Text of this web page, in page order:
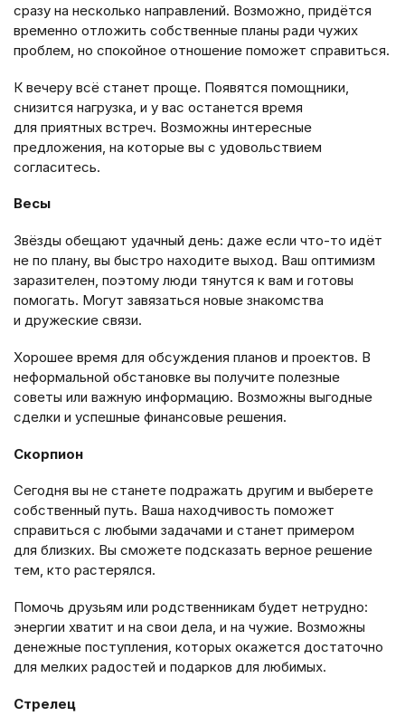
сразу на несколько направлений. Возможно, придётся
временно отложить собственные планы ради чужих
проблем, но спокойное отношение поможет справиться.
К вечеру всё станет проще. Появятся помощники,
снизится нагрузка, и у вас останется время
для приятных встреч. Возможны интересные
предложения, на которые вы с удовольствием
согласитесь.
Весы
Звёзды обещают удачный день: даже если что-то идёт
не по плану, вы быстро находите выход. Ваш оптимизм
заразителен, поэтому люди тянутся к вам и готовы
помогать. Могут завязаться новые знакомства
и дружеские связи.
Хорошее время для обсуждения планов и проектов. В
неформальной обстановке вы получите полезные
советы или важную информацию. Возможны выгодные
сделки и успешные финансовые решения.
Скорпион
Сегодня вы не станете подражать другим и выберете
собственный путь. Ваша находчивость поможет
справиться с любыми задачами и станет примером
для близких. Вы сможете подсказать верное решение
тем, кто растерялся.
Помочь друзьям или родственникам будет нетрудно:
энергии хватит и на свои дела, и на чужие. Возможны
денежные поступления, которых окажется достаточно
для мелких радостей и подарков для любимых.
Стрелец